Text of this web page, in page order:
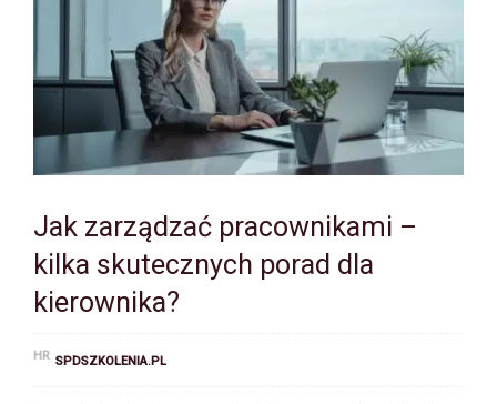
Jak zarządzać pracownikami –
kilka skutecznych porad dla
kierownika?
HR SPDSZKOLENIA.PL